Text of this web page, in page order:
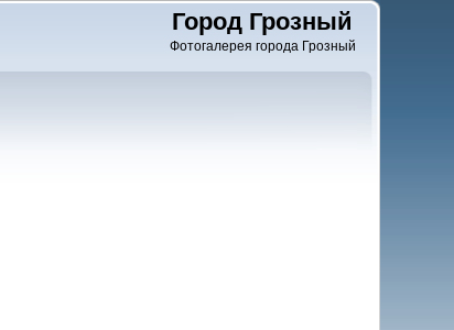
Город Грозный
Фотогалерея города Грозный